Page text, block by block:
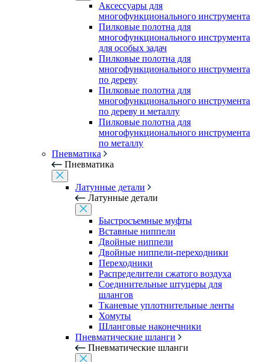
Аксессуары для
многофункционального инструмента
Пилковые полотна для
многофункционального инструмента
для особых задач
Пилковые полотна для
многофункционального инструмента
по дереву
Пилковые полотна для
многофункционального инструмента
по дереву и металлу
Пилковые полотна для
многофункционального инструмента
по металлу
Пневматика
Пневматика
Латунные детали
Латунные детали
Быстросъемные муфты
Вставные ниппели
Двойные ниппели
Двойные ниппели-переходники
Переходники
Распределители сжатого воздуха
Соединительные штуцеры для
шлангов
Тканевые уплотнительные ленты
Хомуты
Шланговые наконечники
Пневматические шланги
Пневматические шланги